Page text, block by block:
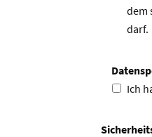
dem
darf.
Ich